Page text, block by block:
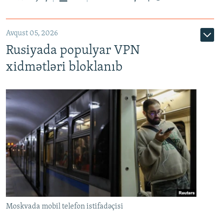
Avqust 05, 2026
Rusiyada populyar VPN
xidmətləri bloklanıb
Moskvada mobil telefon istifadəçisi